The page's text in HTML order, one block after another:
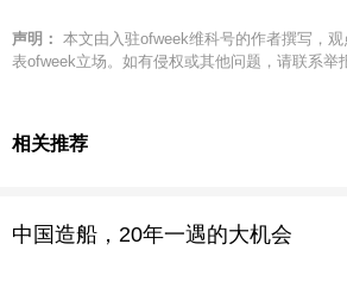
声明： 本文由入驻ofweek维科号的作者撰写，
表ofweek立场。如有侵权或其他问题，请联系举
相关推荐
中国造船，20年一遇的大机会